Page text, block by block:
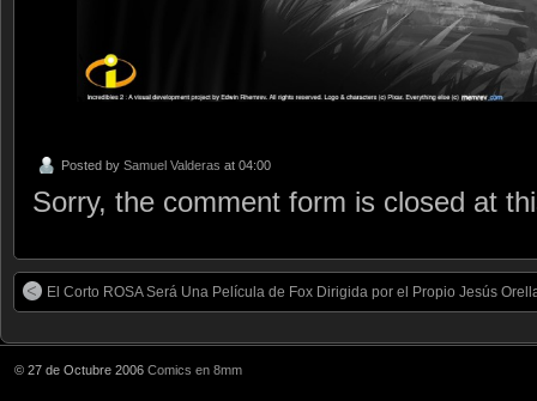
Posted by Samuel Valderas at 04:00
Sorry, the comment form is closed at
El Corto ROSA Será Una Película de Fox Dirigida por el Propio Jesús
© 27 de Octubre 2006 Comics en 8mm